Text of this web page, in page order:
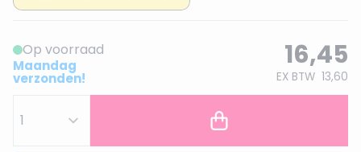
Op voorraad
Maandag
verzonden!
16,45
EX BTW 13,60